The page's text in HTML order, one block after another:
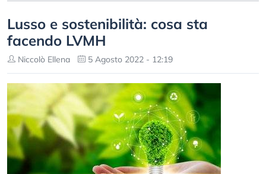
Lusso e sostenibilità: cosa sta
facendo LVMH
Niccolò Ellena 5 Agosto 2022 - 12:19